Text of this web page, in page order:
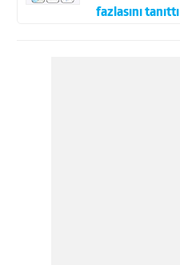
fazlasını tanıttı